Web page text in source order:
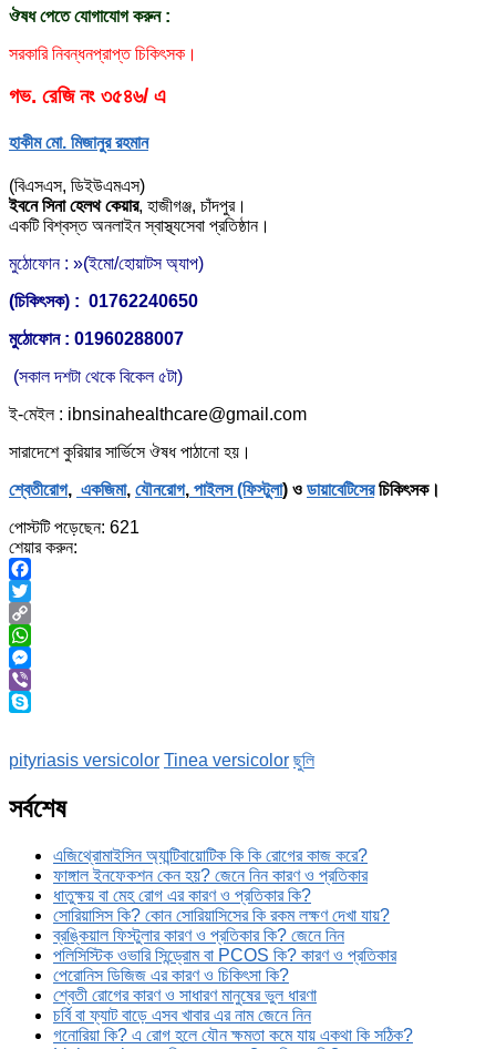
ঔষধ পেতে যোগাযোগ করুন :
সরকারি নিবন্ধনপ্রাপ্ত চিকিৎসক।
গভ. রেজি নং ৩৫৪৬/ এ
হাকীম মো. মিজানুর রহমান
(বিএসএস, ডিইউএমএস)
ইবনে সিনা হেলথ কেয়ার, হাজীগঞ্জ, চাঁদপুর।
একটি বিশ্বস্ত অনলাইন স্বাস্থ্যসেবা প্রতিষ্ঠান।
মুঠোফোন : »(ইমো/হোয়াটস অ্যাপ)
(চিকিৎসক) : 01762240650
মুঠোফোন : 01960288007
(সকাল দশটা থেকে বিকেল ৫টা)
ই-মেইল : ibnsinahealthcare@gmail.com
সারাদেশে কুরিয়ার সার্ভিসে ঔষধ পাঠানো হয়।
শ্বেতীরোগ, একজিমা, যৌনরোগ, পাইলস (ফিস্টুলা) ও ডায়াবেটিসেরচিকিৎসক।
পোস্টটি পড়েছেন: 621
শেয়ার করুন:
Facebook
Twitter
Copy
Link
WhatsApp
Messenger
Viber
pityriasis versicolor Tinea versicolor ছুলি
সর্বশেষ
এজিথ্রোমাইসিন অ্যান্টিবায়োটিক কি কি রোগের কাজ করে?
ফাঙ্গাল ইনফেকশন কেন হয়? জেনে নিন কারণ ও প্রতিকার
ধাতুক্ষয় বা মেহ রোগ এর কারণ ও প্রতিকার কি?
সোরিয়াসিস কি? কোন সোরিয়াসিসের কি রকম লক্ষণ দেখা যায়?
ব্রঙ্কিয়াল ফিস্টুলার কারণ ও প্রতিকার কি? জেনে নিন
পলিসিস্টিক ওভারি সিন্ড্রোম বা PCOS কি? কারণ ও প্রতিকার
পেরোনিস ডিজিজ এর কারণ ও চিকিৎসা কি?
শ্বেতী রোগের কারণ ও সাধারণ মানুষের ভুল ধারণা
চর্বি বা ফ্যাট বাড়ে এসব খাবার এর নাম জেনে নিন
গনোরিয়া কি? এ রোগ হলে যৌন ক্ষমতা কমে যায় একথা কি সঠিক?